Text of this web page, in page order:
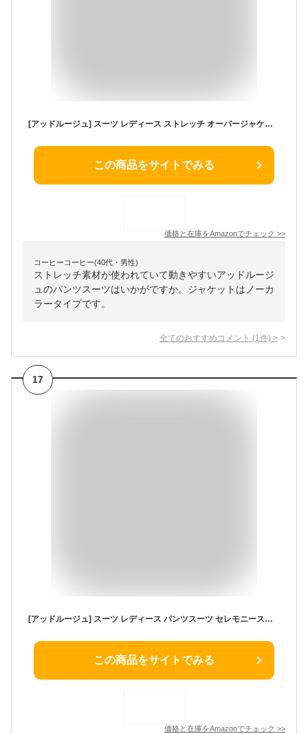
[アッドルージュ] スーツ レディース ストレッチ オーバージャケット ワイドパンツ セレモニースーツ [b5043-5044] 3L [ワイド] ブラック
この商品をサイトでみる
価格と在庫をAmazonでチェック >>
コーヒーコーヒー(40代・男性)
ストレッチ素材が使われていて動きやすいアッドルージ
ュのパンツスーツはいかがですか。ジャケットはノーカ
ラータイプです。
全てのおすすめコメント (1 件) >
17
[アッドルージュ] スーツ レディース パンツスーツ セレモニースーツ ストレッチ ジャケット 【t5290】 ブラック×ブラック 9号
この商品をサイトでみる
価格と在庫をAmazonでチェック >>